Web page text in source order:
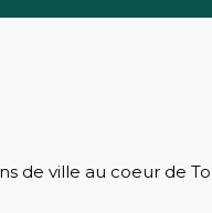
de ville au coeur de